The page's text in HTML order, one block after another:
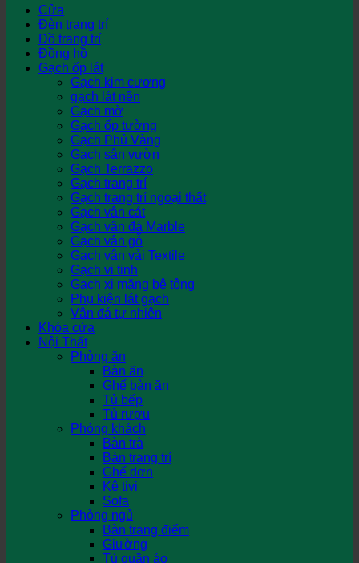
Cửa
Đèn trang trí
Đồ trang trí
Đồng hồ
Gạch ốp lát
Gạch kim cương
gạch lát nền
Gạch mờ
Gạch ốp tường
Gạch Phủ Vàng
Gạch sân vườn
Gạch Terrazzo
Gạch trang trí
Gạch trang trí ngoại thất
Gạch vân cát
Gạch vân đá Marble
Gạch vân gỗ
Gạch vân vải Textile
Gạch vi tinh
Gạch xi măng bê tông
Phụ kiện lát gạch
Vân đá tự nhiên
Khóa cửa
Nội Thất
Phòng ăn
Bàn ăn
Ghế bàn ăn
Tủ bếp
Tủ rượu
Phòng khách
Bàn trà
Bàn trang trí
Ghế đơn
Kệ tivi
Sofa
Phòng ngủ
Bàn trang điểm
Giường
Tủ quần áo